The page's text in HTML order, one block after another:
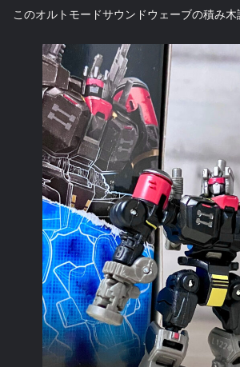
このオルトモードサウンドウェーブの積み木